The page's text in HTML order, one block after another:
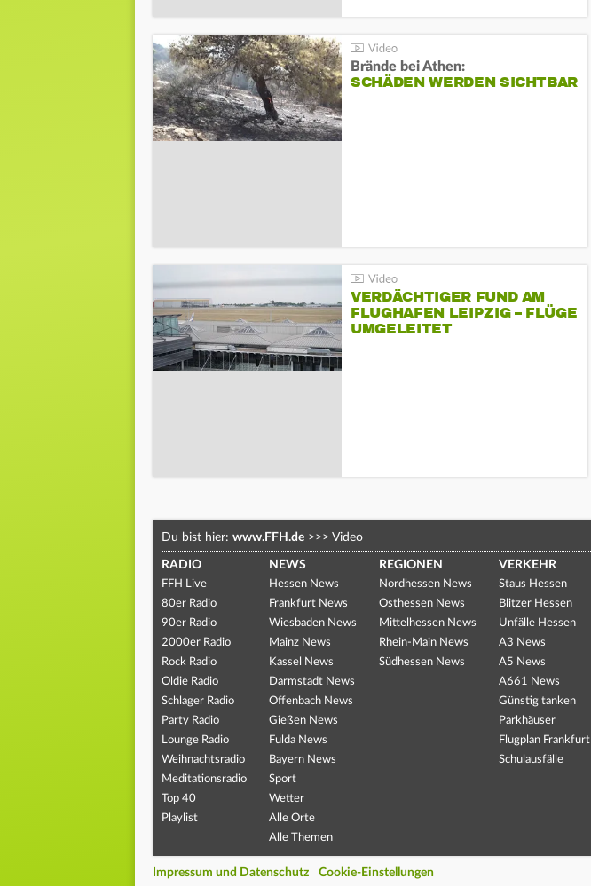
Brände bei Athen:
SCHÄDEN WERDEN SICHTBAR
VERDÄCHTIGER FUND AM
FLUGHAFEN LEIPZIG – FLÜGE
UMGELEITET
Du bist hier: www.FFH.de >>> Video
RADIO
FFH Live
80er Radio
90er Radio
2000er Radio
Rock Radio
Oldie Radio
Schlager Radio
Party Radio
Lounge Radio
Weihnachtsradio
Meditationsradio
Top 40
Playlist
NEWS
Hessen News
Frankfurt News
Wiesbaden News
Mainz News
Kassel News
Darmstadt News
Offenbach News
Gießen News
Fulda News
Bayern News
Sport
Wetter
Alle Orte
Alle Themen
REGIONEN
Nordhessen News
Osthessen News
Mittelhessen News
Rhein-Main News
Südhessen News
VERKEHR
Staus Hessen
Blitzer Hessen
Unfälle Hessen
A3 News
A5 News
A661 News
Günstig tanken
Parkhäuser
Flugplan Frankfurt
Schulausfälle
Impressum und Datenschutz Cookie-Einstellungen